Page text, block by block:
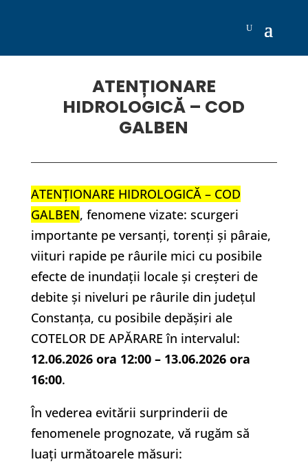
ATENȚIONARE
HIDROLOGICĂ – COD
GALBEN
ATENȚIONARE HIDROLOGICĂ – COD
GALBEN, fenomene vizate: scurgeri
importante pe versanți, torenți și pâraie,
viituri rapide pe râurile mici cu posibile
efecte de inundații locale și creșteri de
debite și niveluri pe râurile din județul
Constanța, cu posibile depășiri ale
COTELOR DE APĂRARE în intervalul:
12.06.2026 ora 12:00 – 13.06.2026 ora
16:00.
În vederea evitării surprinderii de
fenomenele prognozate, vă rugăm să
luați următoarele măsuri: